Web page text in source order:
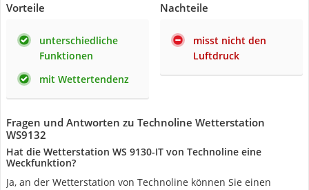
Vorteile
unterschiedliche
Funktionen
mit Wettertendenz
Nachteile
misst nicht den
Luftdruck
Fragen und Antworten zu Technoline Wetterstation
WS9132
Hat die Wetterstation WS 9130-IT von Technoline eine
Weckfunktion?
Ja, an der Wetterstation von Technoline können Sie einen